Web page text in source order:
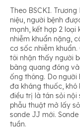
Theo BSCKI.
niệu, người bệnh
mạnh, kết hợp 2
nhiễm khuẩn nặng,
cơ sốc nhiễm
tôi nhận thấy người
bàng quang đóng
ống thông. Do người
đa kháng thuốc, khó
điều trị là tán sỏi nội
phẫu thuật mở lấy
sonde JJ mới.
tuần.